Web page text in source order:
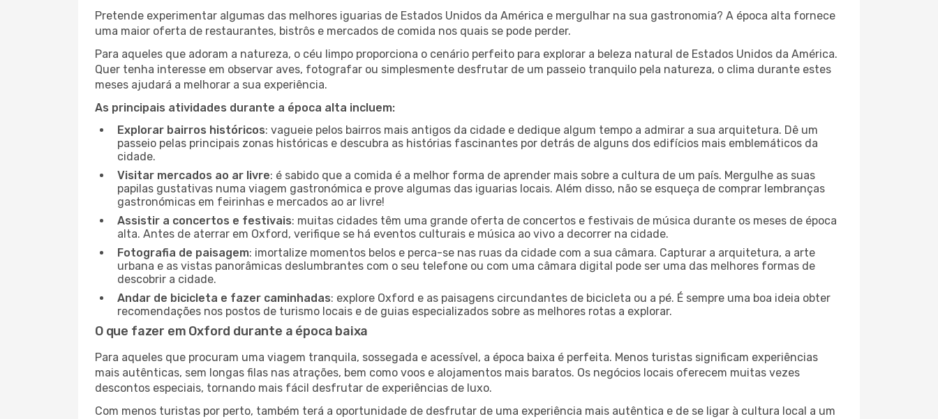
Pretende experimentar algumas das melhores iguarias de Estados Unidos da América e mergulhar na sua gastronomia? A época alta fornece
uma maior oferta de restaurantes, bistrôs e mercados de comida nos quais se pode perder.
Para aqueles que adoram a natureza, o céu limpo proporciona o cenário perfeito para explorar a beleza natural de Estados Unidos da América.
Quer tenha interesse em observar aves, fotografar ou simplesmente desfrutar de um passeio tranquilo pela natureza, o clima durante estes
meses ajudará a melhorar a sua experiência.
As principais atividades durante a época alta incluem:
Explorar bairros históricos: vagueie pelos bairros mais antigos da cidade e dedique algum tempo a admirar a sua arquitetura. Dê um
passeio pelas principais zonas históricas e descubra as histórias fascinantes por detrás de alguns dos edifícios mais emblemáticos da
cidade.
Visitar mercados ao ar livre: é sabido que a comida é a melhor forma de aprender mais sobre a cultura de um país. Mergulhe as suas
papilas gustativas numa viagem gastronómica e prove algumas das iguarias locais. Além disso, não se esqueça de comprar lembranças
gastronómicas em feirinhas e mercados ao ar livre!
Assistir a concertos e festivais: muitas cidades têm uma grande oferta de concertos e festivais de música durante os meses de época
alta. Antes de aterrar em Oxford, verifique se há eventos culturais e música ao vivo a decorrer na cidade.
Fotografia de paisagem: imortalize momentos belos e perca-se nas ruas da cidade com a sua câmara. Capturar a arquitetura, a arte
urbana e as vistas panorâmicas deslumbrantes com o seu telefone ou com uma câmara digital pode ser uma das melhores formas de
descobrir a cidade.
Andar de bicicleta e fazer caminhadas: explore Oxford e as paisagens circundantes de bicicleta ou a pé. É sempre uma boa ideia obter
recomendações nos postos de turismo locais e de guias especializados sobre as melhores rotas a explorar.
O que fazer em Oxford durante a época baixa
Para aqueles que procuram uma viagem tranquila, sossegada e acessível, a época baixa é perfeita. Menos turistas significam experiências
mais autênticas, sem longas filas nas atrações, bem como voos e alojamentos mais baratos. Os negócios locais oferecem muitas vezes
descontos especiais, tornando mais fácil desfrutar de experiências de luxo.
Com menos turistas por perto, também terá a oportunidade de desfrutar de uma experiência mais autêntica e de se ligar à cultura local a um